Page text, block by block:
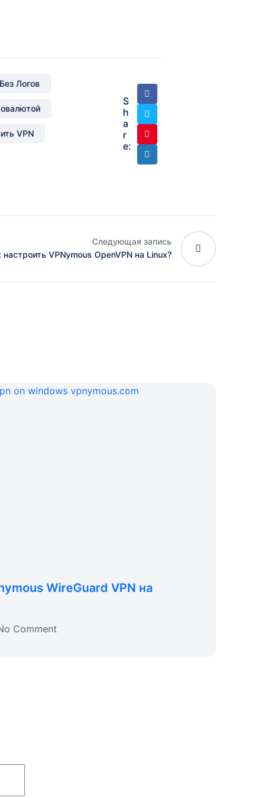
Логов
VPN
S
h
a
r
e:
Следующая запись
настроить VPNymous OpenVPN на Linux?
WireGuard VPN на
Comment